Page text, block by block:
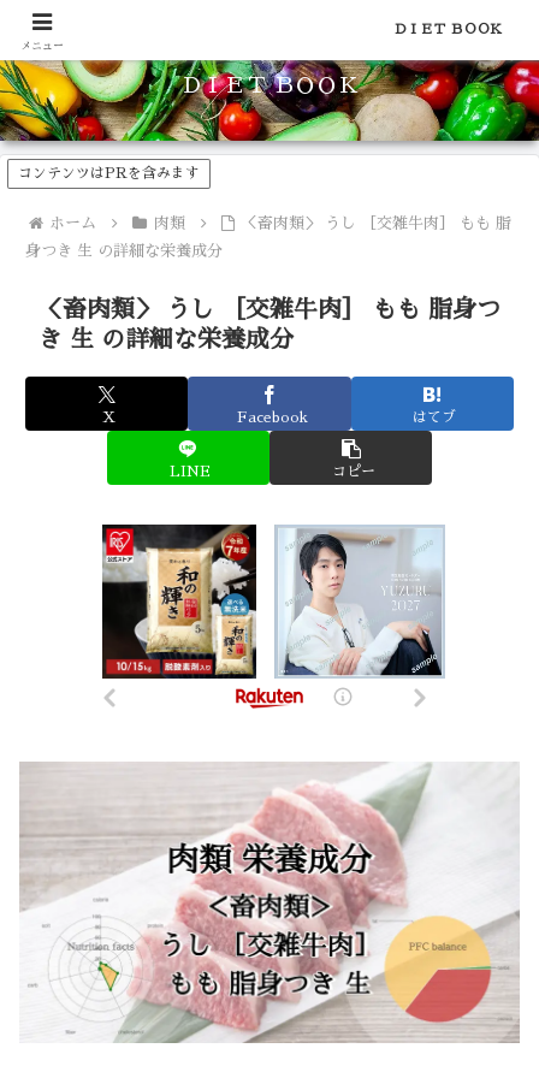
食品のカロリーや糖質などの栄養素がわかる！健康やダイエットに
ＤＩＥＴ ＢＯＯＫ
コンテンツはPRを含みます
ホーム 肉類
＜畜肉類＞ うし ［交雑牛肉］ もも 脂
身つき 生 の詳細な栄養成分
＜畜肉類＞ うし ［交雑牛肉］ もも 脂身つ
き 生 の詳細な栄養成分
X Facebook はてブ
LINE コピー
メニュー
ＤＩＥＴ ＢＯＯＫ